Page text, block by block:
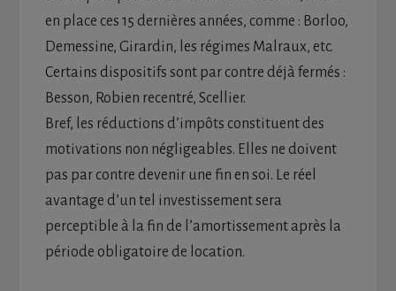
en place ces 15 dernières années, comme : Borloo,
Demessine, Girardin, les régimes Malraux, etc.
Certains dispositifs sont par contre déjà fermés :
Besson, Robien recentré, Scellier.
Bref, les réductions d’impôts constituent des
motivations non négligeables. Elles ne doivent
pas par contre devenir une fin en soi. Le réel
avantage d’un tel investissement sera
perceptible à la fin de l’amortissement après la
période obligatoire de location.